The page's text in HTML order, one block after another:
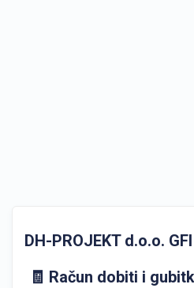
DH-PROJEKT d.o.o.
🧾 Račun dobiti i